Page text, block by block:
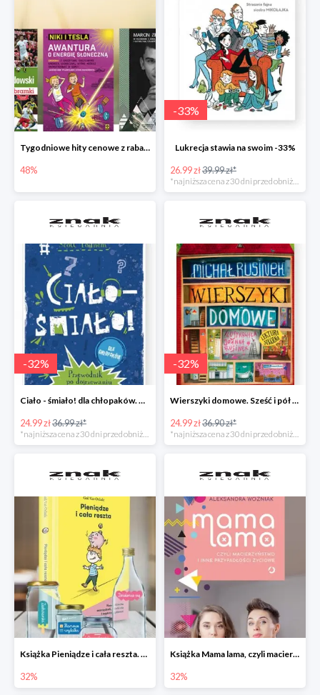
Tygodniowe hity cenowe z rabatem -48%
48%
-33%
Lukrecja stawia na swoim -33%
26.99 zł39.99 zł*
-32%
Ciało - śmiało! dla chłopaków. Przewodnik po dojrzewaniu -32%
24.99 zł36.99 zł*
*najniższa cena z 30 dni przed obniżką
-32%
Wierszyki domowe. Sześć i pół tuzinka wierszyków Rusinka -32%
24.99 zł36.90 zł*
*najniższa cena z 30 dni przed obniżką
Książka Pieniądze i cała reszta. Naucz dziecko oszczędzać, dzielić się i mądrze wydawać
32%
Książka Mama lama, czyli macierzyństwo i inne przypadłości życiowe
32%